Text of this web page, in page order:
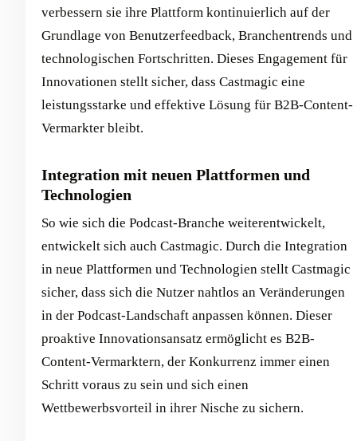
verbessern sie ihre Plattform kontinuierlich auf der
Grundlage von Benutzerfeedback, Branchentrends und
technologischen Fortschritten. Dieses Engagement für
Innovationen stellt sicher, dass Castmagic eine
leistungsstarke und effektive Lösung für B2B-Content-
Vermarkter bleibt.
Integration mit neuen Plattformen und
Technologien
So wie sich die Podcast-Branche weiterentwickelt,
entwickelt sich auch Castmagic. Durch die Integration
in neue Plattformen und Technologien stellt Castmagic
sicher, dass sich die Nutzer nahtlos an Veränderungen
in der Podcast-Landschaft anpassen können. Dieser
proaktive Innovationsansatz ermöglicht es B2B-
Content-Vermarktern, der Konkurrenz immer einen
Schritt voraus zu sein und sich einen
Wettbewerbsvorteil in ihrer Nische zu sichern.